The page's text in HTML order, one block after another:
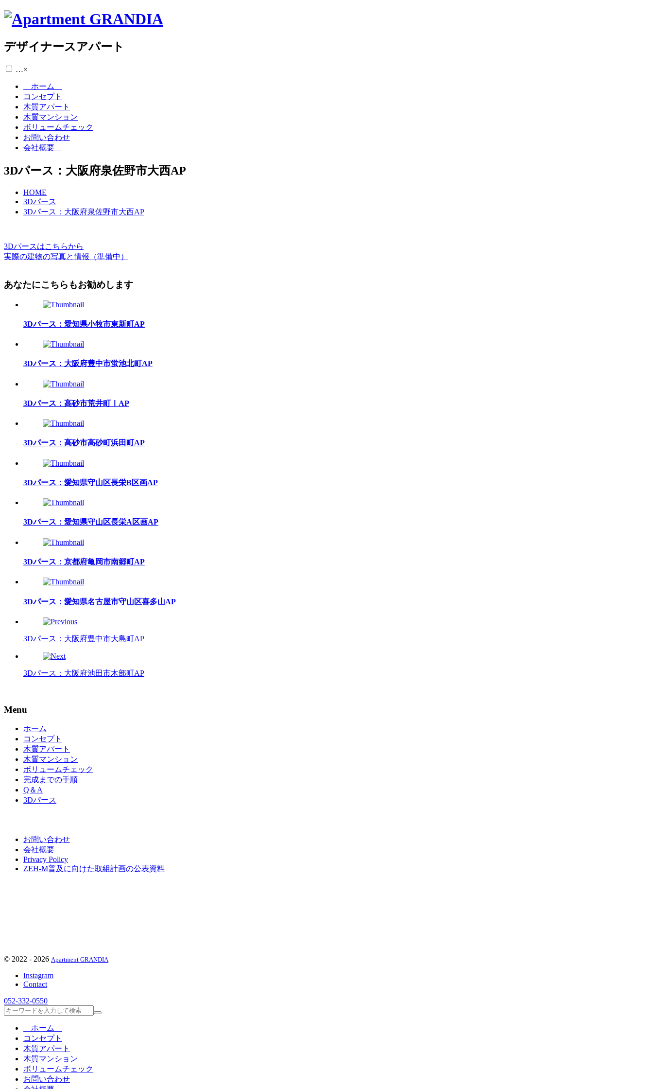
デザイナースアパート
…×
ホーム
コンセプト
木質アパート
木質マンション
ボリュームチェック
お問い合わせ
会社概要
3Dパース：大阪府泉佐野市大西AP
HOME
3Dパース
3Dパース：大阪府泉佐野市大西AP
3Dパースはこちらから
実際の建物の写真と情報（準備中）
あなたにこちらもお勧めします
3Dパース：愛知県小牧市東新町AP
3Dパース：大阪府豊中市蛍池北町AP
3Dパース：高砂市荒井町ⅠAP
3Dパース：高砂市高砂町浜田町AP
3Dパース：愛知県守山区長栄B区画AP
3Dパース：愛知県守山区長栄A区画AP
3Dパース：京都府亀岡市南郷町AP
3Dパース：愛知県名古屋市守山区喜多山AP
3Dパース：大阪府豊中市大島町AP
3Dパース：大阪府池田市木部町AP
Menu
ホーム
コンセプト
木質アパート
木質マンション
ボリュームチェック
完成までの手順
Q＆A
3Dパース
お問い合わせ
会社概要
Privacy Policy
ZEH-M普及に向けた取組計画の公表資料
© 2022 - 2026 Apartment GRANDIA
Instagram
Contact
052-332-0550
検
ホーム
コンセプト
木質アパート
木質マンション
ボリュームチェック
お問い合わせ